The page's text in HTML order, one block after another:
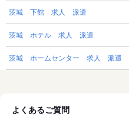
茨城 下館 求人 派遣
茨城 ホテル 求人 派遣
茨城 ホームセンター 求人 派遣
よくあるご質問